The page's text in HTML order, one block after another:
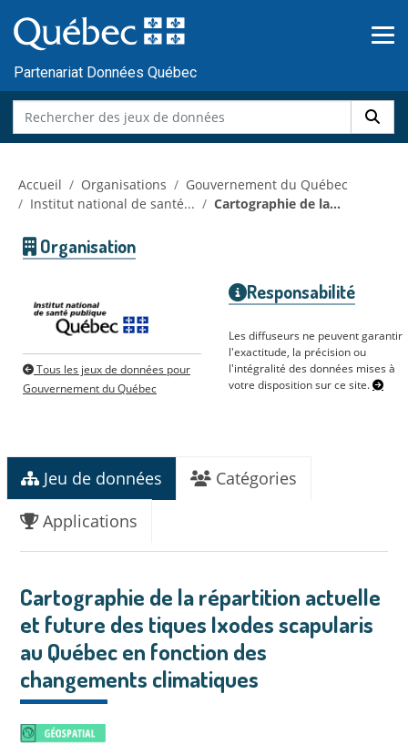
au
contenu
Partenariat Données Québec
Accueil Organisations
Gouvernement du Québec
Institut national de santé...
Cartographie de la...
Organisation
Tous les jeux de données pour
Gouvernement du Québec
Responsabilité
Les diffuseurs ne peuvent garantir
l'exactitude, la précision ou
l'intégralité des données mises à
votre disposition sur ce site.
Jeu de données
Catégories
Applications
Cartographie de la répartition actuelle
et future des tiques Ixodes scapularis
au Québec en fonction des
changements climatiques